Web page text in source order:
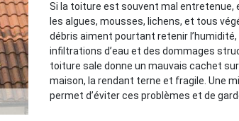
Si la toiture est souvent mal entretenue,
les algues, mousses, lichens, et tous
débris aiment pourtant retenir
infiltrations d’eau et des dommages
toiture sale donne un mauvais cachet
maison, la rendant terne et fragile. Une
permet d’éviter ces problèmes et de